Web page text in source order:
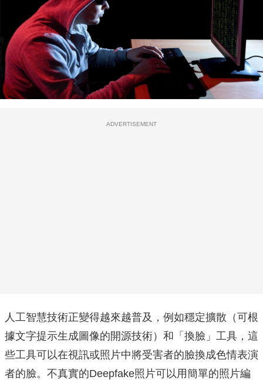
ADVERTISEMENT
人工智慧技術正變得越來越普及，例如穩定擴散（可根
據文字提示生成圖像的開源技術）和「換臉」工具，這
些工具可以在視訊或照片中將受害者的臉換成色情表演
者的臉。不真實的Deepfake照片可以用簡單的照片編